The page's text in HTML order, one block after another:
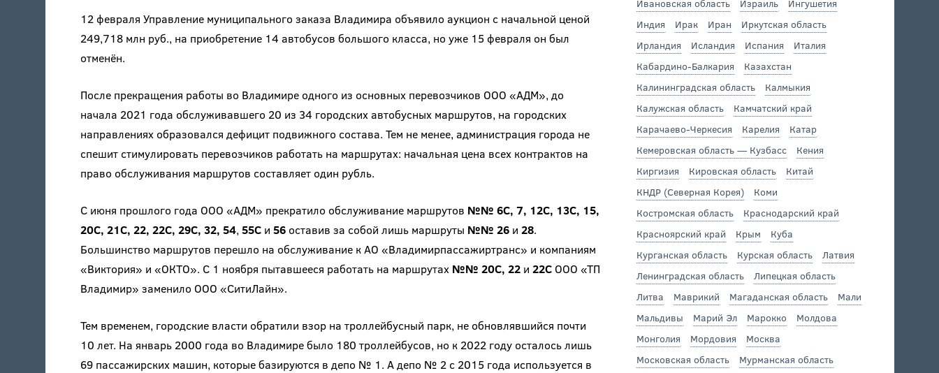
12 февраля Управление муниципального заказа Владимира объявило аукцион с начальной ценой
249,718 млн руб., на приобретение 14 автобусов большого класса, но уже 15 февраля он был
отменён.
После прекращения работы во Владимире одного из основных перевозчиков ООО «АДМ», до
начала 2021 года обслуживавшего 20 из 34 городских автобусных маршрутов, на городских
направлениях образовался дефицит подвижного состава. Тем не менее, администрация города не
спешит стимулировать перевозчиков работать на маршрутах: начальная цена всех контрактов на
право обслуживания маршрутов составляет один рубль.
С июня прошлого года ООО «АДМ» прекратило обслуживание маршрутов №№ 6С, 7, 12С, 13С, 15,
20С, 21С, 22, 22С, 29С, 32, 54, 55Си 56оставив за собой лишь маршруты №№ 26и 28.
Большинство маршрутов перешло на обслуживание к АО «Владимирпассажиртранс» и компаниям
«Виктория» и «ОКТО». С 1 ноября пытавшееся работать на маршрутах №№ 20С, 22и 22СООО «ТП
Владимир» заменило ООО «СитиЛайн».
Тем временем, городские власти обратили взор на троллейбусный парк, не обновлявшийся почти
10 лет. На январь 2000 года во Владимире было 180 троллейбусов, но к 2022 году осталось лишь
69 пассажирских машин, которые базируются в депо № 1. А депо № 2 с 2015 года используется в
Ивановская область
Израиль
Ингушетия
Индия
Ирак Иран
Иркутская область
Ирландия
Исландия Испания
Италия
Кабардино-Балкария
Казахстан
Калининградская область
Калмыкия
Калужская область
Камчатский край
Карачаево-Черкесия
Карелия
Катар
Кемеровская область — Кузбасс
Кения
Киргизия
Кировская область
Китай
КНДР (Северная Корея)
Коми
Костромская область
Краснодарский край
Красноярский край
Крым
Куба
Курганская область
Курская область
Латвия
Ленинградская область
Липецкая область
Литва
Маврикий Магаданская область
Мали
Мальдивы
Марий Эл Марокко
Молдова
Монголия
Мордовия
Москва
Московская область
Мурманская область